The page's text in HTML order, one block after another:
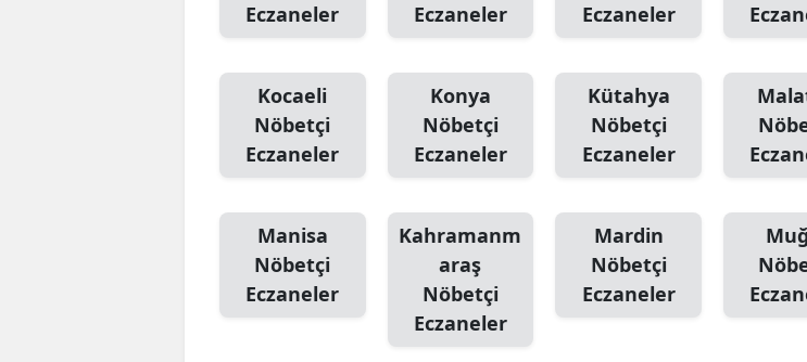
Eczaneler
Eczaneler
Eczaneler
Kocaeli
Nöbetçi
Eczaneler
Konya
Nöbetçi
Eczaneler
Kütahya
Nöbetçi
Eczaneler
Manisa
Nöbetçi
Eczaneler
Kahramanm
araş
Nöbetçi
Eczaneler
Mardin
Nöbetçi
Eczaneler